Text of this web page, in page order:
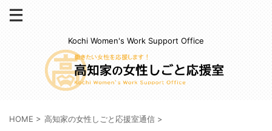
Kochi Women's Work Support Office
HOME > 高知家の女性しごと応援室通信 >